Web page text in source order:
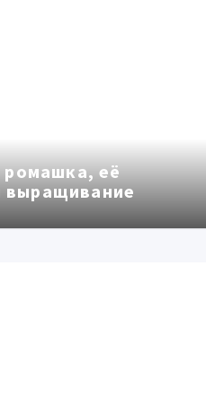
ромашка, её
выращивание